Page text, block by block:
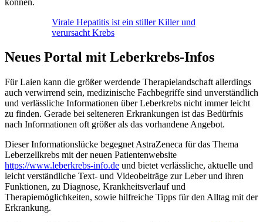
Virale Hepatitis ist ein stiller Killer und
verursacht Krebs
Neues Portal mit Leberkrebs-Infos
Für Laien kann die größer werdende Therapielandschaft allerdings
auch verwirrend sein, medizinische Fachbegriffe sind unverständlich
und verlässliche Informationen über Leberkrebs nicht immer leicht
zu finden. Gerade bei selteneren Erkrankungen ist das Bedürfnis
nach Informationen oft größer als das vorhandene Angebot.
Dieser Informationslücke begegnet AstraZeneca für das Thema
Leberzellkrebs mit der neuen Patientenwebsite
https://www.leberkrebs-info.de und bietet verlässliche, aktuelle und
leicht verständliche Text- und Videobeiträge zur Leber und ihren
Funktionen, zu Diagnose, Krankheitsverlauf und
Therapiemöglichkeiten, sowie hilfreiche Tipps für den Alltag mit der
Erkrankung.